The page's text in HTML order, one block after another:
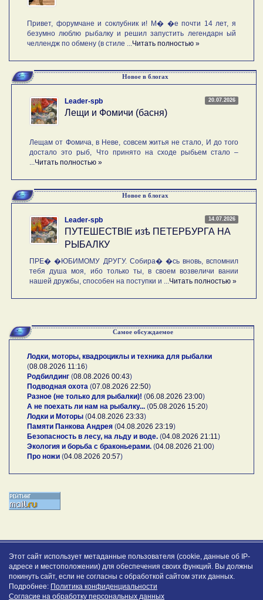
Привет, форумчане и соклубник и! М� �е почти 14 лет, я
безумно люблю рыбалку и решил запустить легендарн ый
челлендж по обмену (в стиле ...Читать полностью »
Новое в блогах
20.07.2026
Leader-spb
Лещи и Фомичи (басня)
Лещам от Фомича, в Неве, совсем житья не стало, И до того
достало это рыб, Что принято на сходе рыбьем стало –
...Читать полностью »
Новое в блогах
14.07.2026
Leader-spb
ПУТЕШЕСТВIE изѣ ПЕТЕРБУРГА НА
РЫБАЛКУ
ПРЕ� �ЮБИМОМУ ДРУГУ. Собира� �сь вновь, вспомнил
тебя душа моя, ибо только ты, в своем возвеличи вании
нашей дружбы, способен на поступки и ...Читать полностью »
Самое обсуждаемое
Лодки, моторы, квадроциклы и техника для рыбалки
(08.08.2026 11:16)
Родбилдинг (08.08.2026 00:43)
Подводная охота (07.08.2026 22:50)
Разное (не только для рыбалки)! (06.08.2026 23:00)
А не поехать ли нам на рыбалку... (05.08.2026 15:20)
Лодки и Моторы (04.08.2026 23:33)
Памяти Панкова Андрея (04.08.2026 23:19)
Безопасность в лесу, на льду и воде. (04.08.2026 21:11)
Экология и борьба с браконьерами. (04.08.2026 21:00)
Про ножи (04.08.2026 20:57)
Этот сайт использует метаданные пользователя (cookie, данные об IP-
адресе и местоположении) для обеспечения своих функций. Вы должны
покинуть сайт, если не согласны с обработкой сайтом этих данных.
Подробнее: Политика конфиденциальности
Согласие на обработку персональных данных